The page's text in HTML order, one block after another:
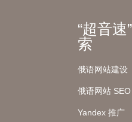
“超音速
索
俄语网站建设
俄语网站
Yandex 推广